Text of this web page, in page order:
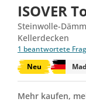
ISOVER
Steinwolle-
Kellerdecken
1 beantwortete
Neu
Mehr kaufen,